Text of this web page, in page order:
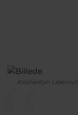
Kostiantyn